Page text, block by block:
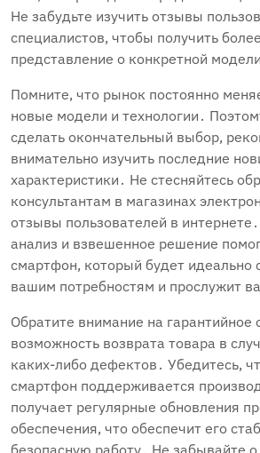
Не забудьте изучить отзывы
специалистов, чтобы получить
представление о конкретной
Помните, что рынок постоянно
новые модели и технологии․
сделать окончательный выбор,
внимательно изучить последние
характеристики․ Не стесняйтесь
консультантам в магазинах
отзывы пользователей в
анализ и взвешенное решение
смартфон, который будет идеально
вашим потребностям и прослужит
Обратите внимание на гарантийное
возможность возврата товара в
каких-либо дефектов․ Убедитесь,
смартфон поддерживается
получает регулярные обновления
обеспечения, что обеспечит его
безопасную работу․ Не забывайте о